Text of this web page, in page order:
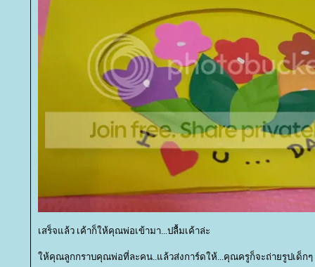
เสร็จแล้ว เค้าก็ให้คุณพ่อเข้ามา...ปลื้มเค้าล่ะ
ห้คุณลูกกราบคุณพ่อที่ละคน..แล้วส่งการ์ดให้...คุณครูก็จะถ่ายรูปเด็กๆ